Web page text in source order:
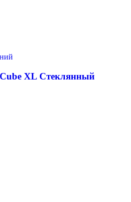
XL Стеклянный